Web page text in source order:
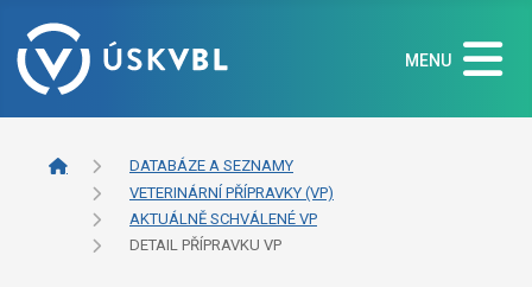
MENU
DATABÁZE A SEZNAMY
VETERINÁRNÍ PŘÍPRAVKY (VP)
AKTUÁLNĚ SCHVÁLENÉ VP
DETAIL PŘÍPRAVKU VP